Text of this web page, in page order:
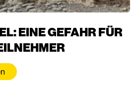
EINE GEFAHR FÜR